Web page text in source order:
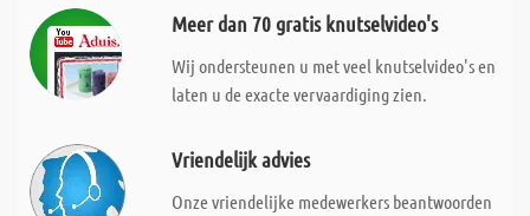
Meer dan 70 gratis knutselvideo's
Wij ondersteunen u met veel knutselvideo's en
laten u de exacte vervaardiging zien.
Vriendelijk advies
Onze vriendelijke medewerkers beantwoorden